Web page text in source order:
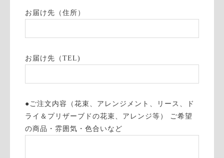
お届け先（住所）
お届け先（TEL)
●ご注文内容（花束、アレンジメント、リース、ド
ライ＆プリザーブドの花束、アレンジ等） ご希望
の商品・雰囲気・色合いなど